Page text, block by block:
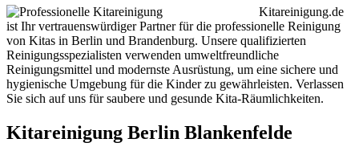
Kitareinigung.de
ist Ihr vertrauenswürdiger Partner für die professionelle Reinigung
von Kitas in Berlin und Brandenburg. Unsere qualifizierten
Reinigungsspezialisten verwenden umweltfreundliche
Reinigungsmittel und modernste Ausrüstung, um eine sichere und
hygienische Umgebung für die Kinder zu gewährleisten. Verlassen
Sie sich auf uns für saubere und gesunde Kita-Räumlichkeiten.
Kitareinigung Berlin Blankenfelde